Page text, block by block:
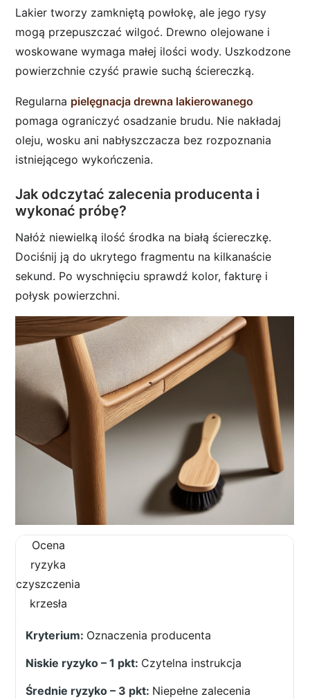
Lakier tworzy zamkniętą powłokę, ale jego rysy
mogą przepuszczać wilgoć. Drewno olejowane i
woskowane wymaga małej ilości wody. Uszkodzone
powierzchnie czyść prawie suchą ściereczką.
Regularna pielęgnacja drewna lakierowanego
pomaga ograniczyć osadzanie brudu. Nie nakładaj
oleju, wosku ani nabłyszczacza bez rozpoznania
istniejącego wykończenia.
Jak odczytać zalecenia producenta i
wykonać próbę?
Nałóż niewielką ilość środka na białą ściereczkę.
Dociśnij ją do ukrytego fragmentu na kilkanaście
sekund. Po wyschnięciu sprawdź kolor, fakturę i
połysk powierzchni.
Ocena
ryzyka
czyszczenia
krzesła
Oznaczenia producenta
Czytelna instrukcja
Niepełne zalecenia